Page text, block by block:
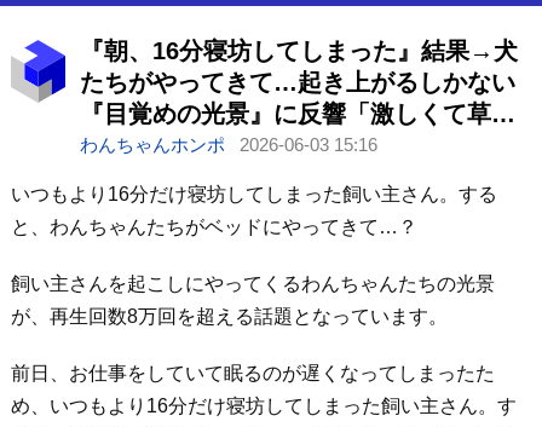
『朝、16分寝坊してしまった』結果→犬
たちがやってきて…起き上がるしかない
『目覚めの光景』に反響「激しくて草」
「朝ごはんバイトしたい」
わんちゃんホンポ 2026-06-03 15:16
いつもより16分だけ寝坊してしまった飼い主さん。する
と、わんちゃんたちがベッドにやってきて…？
飼い主さんを起こしにやってくるわんちゃんたちの光景
が、再生回数8万回を超える話題となっています。
前日、お仕事をしていて眠るのが遅くなってしまったた
め、いつもより16分だけ寝坊してしまった飼い主さん。す